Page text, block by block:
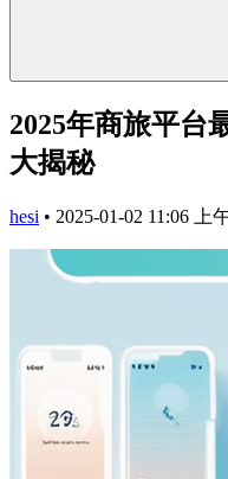
2025年商旅平台
大揭秘
hesi • 2025-01-02 11:06 上